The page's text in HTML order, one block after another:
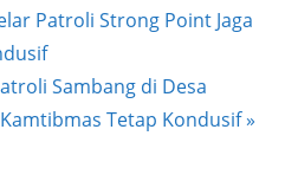
Patroli Strong Point Jaga
Sambang di Desa
Tetap Kondusif